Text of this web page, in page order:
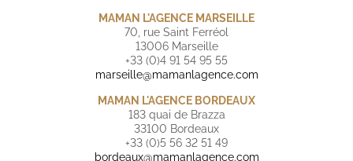
MAMAN L'AGENCE MARSEILLE
70, rue Saint Ferréol
13006 Marseille
+33 (0)4 91 54 95 55
marseille@mamanlagence.com
MAMAN L'AGENCE BORDEAUX
183 quai de Brazza
33100 Bordeaux
+33 (0)5 56 32 51 49
bordeaux@mamanlagence.com